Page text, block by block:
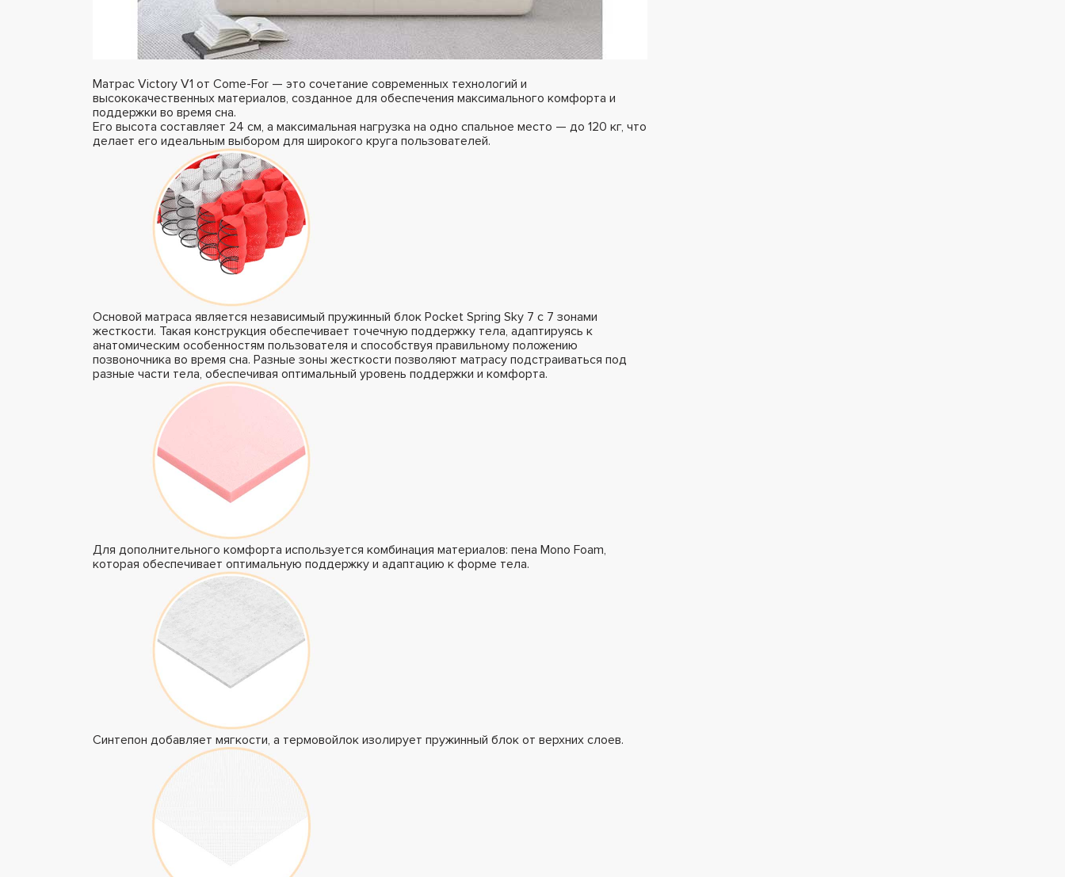
Матрас Victory V1 от Come-For — это сочетание современных технологий и
высококачественных материалов, созданное для обеспечения максимального комфорта и
поддержки во время сна.
Его высота составляет 24 см, а максимальная нагрузка на одно спальное место — до 120 кг, что
делает его идеальным выбором для широкого круга пользователей.
Основой матраса является независимый пружинный блок Pocket Spring Sky 7 с 7 зонами
жесткости. Такая конструкция обеспечивает точечную поддержку тела, адаптируясь к
анатомическим особенностям пользователя и способствуя правильному положению
позвоночника во время сна. Разные зоны жесткости позволяют матрасу подстраиваться под
разные части тела, обеспечивая оптимальный уровень поддержки и комфорта.
Для дополнительного комфорта используется комбинация материалов: пена Mono Foam,
которая обеспечивает оптимальную поддержку и адаптацию к форме тела.
Синтепон добавляет мягкости, а термовойлок изолирует пружинный блок от верхних слоев.